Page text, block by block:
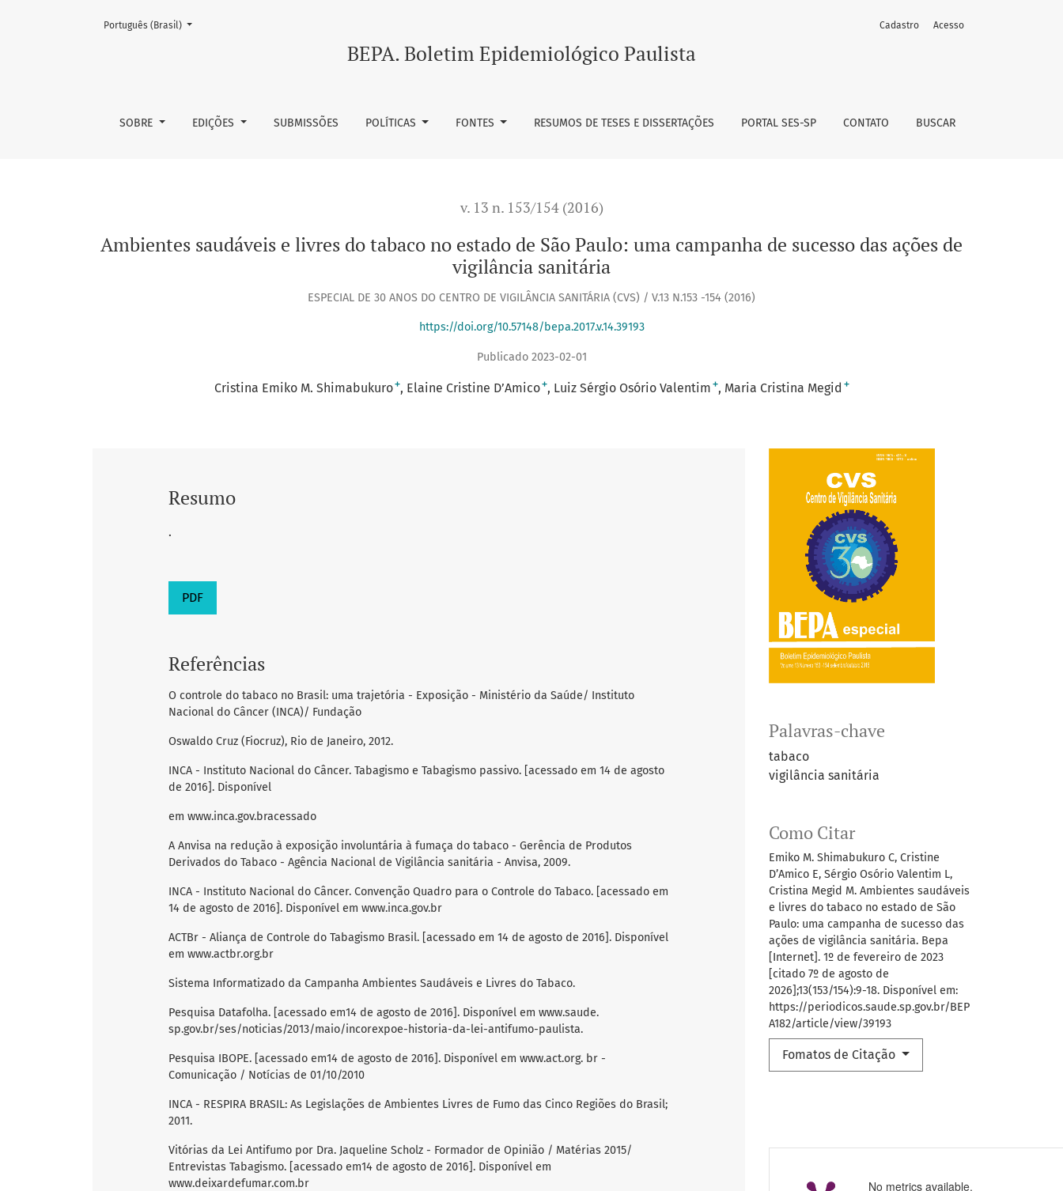
Ambientes saudáveis e livres do tabaco no estado de São Paulo: uma campanha de sucesso das ações de vigilância sanitária
BEPA. Boletim Epidemiológico Paulista
SOBRE EDIÇÕES SUBMISSÕES POLÍTICAS FONTES RESUMOS DE TESES E DISSERTAÇÕES PORTAL SES-SP CONTATO BUSCAR
Cadastro Acesso
Mudar o idioma. O atual é:
Português (Brasil)
v. 13 n. 153/154 (2016)
Ambientes saudáveis e livres do tabaco no estado de São Paulo: uma campanha de sucesso das ações de
vigilância sanitária
ESPECIAL DE 30 ANOS DO CENTRO DE VIGILÂNCIA SANITÁRIA (CVS) / V.13 N.153 -154 (2016)
https://doi.org/10.57148/bepa.2017.v.14.39193
Publicado 2023-02-01
Cristina Emiko M. Shimabukuro+ Elaine Cristine D’Amico+ Luiz Sérgio Osório Valentim + Maria Cristina Megid +
Palavras-chave
tabaco
vigilância sanitária
Como Citar
Emiko M. Shimabukuro C, Cristine
D’Amico E, Sérgio Osório Valentim L,
Cristina Megid M. Ambientes saudáveis
e livres do tabaco no estado de São
Paulo: uma campanha de sucesso das
ações de vigilância sanitária. Bepa
[Internet]. 1º de fevereiro de 2023
[citado 7º de agosto de
2026];13(153/154):9-18. Disponível em:
https://periodicos.saude.sp.gov.br/BEP
A182/article/view/39193
Fomatos de Citação
No metrics available.
Resumo
.
PDF
Referências
O controle do tabaco no Brasil: uma trajetória - Exposição - Ministério da Saúde/ Instituto
Nacional do Câncer (INCA)/ Fundação
Oswaldo Cruz (Fiocruz), Rio de Janeiro, 2012.
INCA - Instituto Nacional do Câncer. Tabagismo e Tabagismo passivo. [acessado em 14 de agosto
de 2016]. Disponível
em www.inca.gov.bracessado
A Anvisa na redução à exposição involuntária à fumaça do tabaco - Gerência de Produtos
Derivados do Tabaco - Agência Nacional de Vigilância sanitária - Anvisa, 2009.
INCA - Instituto Nacional do Câncer. Convenção Quadro para o Controle do Tabaco. [acessado em
14 de agosto de 2016]. Disponível em www.inca.gov.br
ACTBr - Aliança de Controle do Tabagismo Brasil. [acessado em 14 de agosto de 2016]. Disponível
em www.actbr.org.br
Sistema Informatizado da Campanha Ambientes Saudáveis e Livres do Tabaco.
Pesquisa Datafolha. [acessado em14 de agosto de 2016]. Disponível em www.saude.
sp.gov.br/ses/noticias/2013/maio/incorexpoe-historia-da-lei-antifumo-paulista.
Pesquisa IBOPE. [acessado em14 de agosto de 2016]. Disponível em www.act.org. br -
Comunicação / Notícias de 01/10/2010
INCA - RESPIRA BRASIL: As Legislações de Ambientes Livres de Fumo das Cinco Regiões do Brasil;
2011.
Vitórias da Lei Antifumo por Dra. Jaqueline Scholz - Formador de Opinião / Matérias 2015/
Entrevistas Tabagismo. [acessado em14 de agosto de 2016]. Disponível em
www.deixardefumar.com.br